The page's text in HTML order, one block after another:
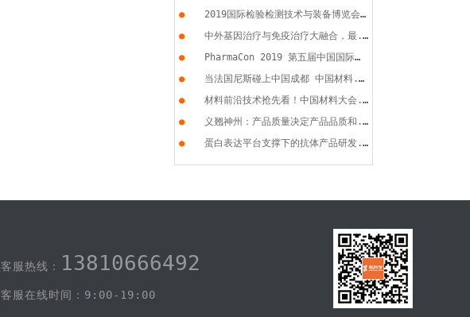
●
2019国际检验检测技术与装备博览会...
●
中外基因治疗与免疫治疗大融合，最...
●
PharmaCon 2019 第五届中国国际化...
●
当法国尼斯碰上中国成都 中国材料...
●
材料前沿技术抢先看！中国材料大会...
●
义翘神州：产品质量决定产品品质和...
●
蛋白表达平台支撑下的抗体产品研发...
客服热线： 13810666492
客服在线时间：9:00-19:00